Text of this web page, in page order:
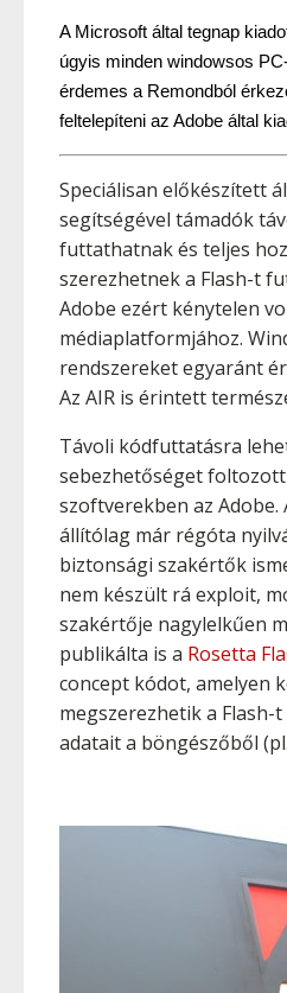
A Microsoft által tegnap
úgyis minden windowsos
érdemes a Remondból
feltelepíteni az Adobe által
Speciálisan előkészített
segítségével támadók
futtathatnak és teljes
szerezhetnek a Flash-t
Adobe ezért kénytelen
médiaplatformjához.
rendszereket egyaránt
Az AIR is érintett
Távoli kódfuttatásra
sebezhetőséget foltozott
szoftverekben az Adobe.
állítólag már régóta
biztonsági szakértők
nem készült rá exploit,
szakértője nagylelkűen
publikálta is a Rosetta
concept kódot, amelyen
megszerezhetik a
adatait a böngészőből